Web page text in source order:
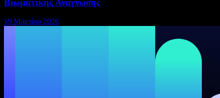
Βιωματικής Ανάγνωσης
19 Μαρτίου 2026